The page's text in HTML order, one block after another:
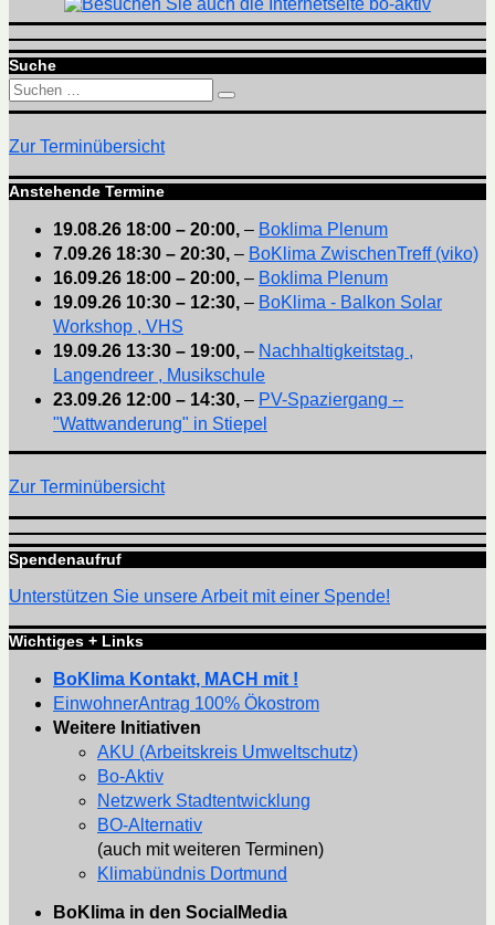
Suche
Suchen
nach:
Suchen
Zur Terminübersicht
Anstehende Termine
19.08.26 18:00 – 20:00, – Boklima Plenum
7.09.26 18:30 – 20:30, – BoKlima ZwischenTreff (viko)
16.09.26 18:00 – 20:00, – Boklima Plenum
19.09.26 10:30 – 12:30, – BoKlima - Balkon Solar
Workshop , VHS
19.09.26 13:30 – 19:00, – Nachhaltigkeitstag ,
Langendreer , Musikschule
23.09.26 12:00 – 14:30, – PV-Spaziergang --
"Wattwanderung" in Stiepel
Zur Terminübersicht
Spendenaufruf
Unterstützen Sie unsere Arbeit mit einer Spende!
Wichtiges + Links
BoKlima Kontakt, MACH mit !
EinwohnerAntrag 100% Ökostrom
Weitere Initiativen
AKU (Arbeitskreis Umweltschutz)
Bo-Aktiv
Netzwerk Stadtentwicklung
BO-Alternativ
(auch mit weiteren Terminen)
Klimabündnis Dortmund
BoKlima in den SocialMedia